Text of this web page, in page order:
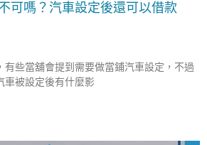
可嗎？汽車設定後還可以借款
有些當舖會提到需要做當鋪汽車設定，不過
車被設定後有什麼影